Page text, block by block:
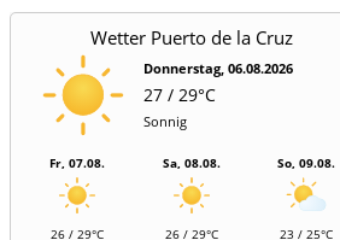
Wetter Puerto de la Cruz
Donnerstag, 06.08.2026
27 / 29°C
Sonnig
Fr, 07.08.
26 / 29°C
Sa, 08.08.
26 / 29°C
So, 09.08.
23 / 25°C